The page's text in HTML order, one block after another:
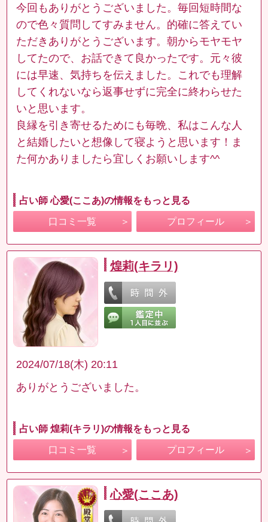
今回もありがとうございました。毎回短時間な
ので色々質問してすみません。的確に答えてい
ただきありがとうございます。朝からモヤモヤ
してたので、お話できて良かったです。元々彼
には早速、気持ちを伝えました。これでも理解
してくれないなら返事せずに完全に終わらせた
いと思います。
良縁を引き寄せるためにも毎晩、私はこんな人
と結婚したいと想像して寝ようと思います！ま
た何かありましたら宜しくお願いします^^
占い師 心愛(ここあ)の情報をもっと見る
口コミ一覧 プロフィール
煌莉(キラリ)
2024/07/18(木) 20:11
ありがとうございました。
占い師 煌莉(キラリ)の情報をもっと見る
口コミ一覧 プロフィール
心愛(ここあ)